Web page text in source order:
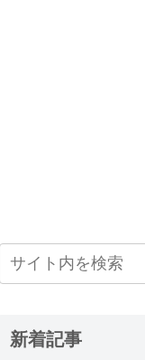
新着記事